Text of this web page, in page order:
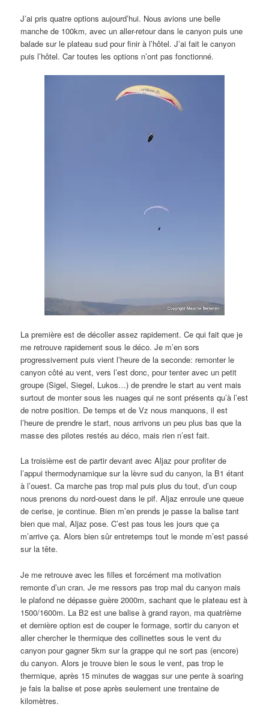
J’ai pris quatre options aujourd’hui. Nous avions une belle
manche de 100km, avec un aller-retour dans le canyon puis une
balade sur le plateau sud pour finir à l’hôtel. J’ai fait le canyon
puis l’hôtel. Car toutes les options n’ont pas fonctionné.
La première est de décoller assez rapidement. Ce qui fait que je
me retrouve rapidement sous le déco. Je m’en sors
progressivement puis vient l’heure de la seconde: remonter le
canyon côté au vent, vers l’est donc, pour tenter avec un petit
groupe (Sigel, Siegel, Lukos…) de prendre le start au vent mais
surtout de monter sous les nuages qui ne sont présents qu’à l’est
de notre position. De temps et de Vz nous manquons, il est
l’heure de prendre le start, nous arrivons un peu plus bas que la
masse des pilotes restés au déco, mais rien n’est fait.
La troisième est de partir devant avec Aljaz pour profiter de
l’appui thermodynamique sur la lèvre sud du canyon, la B1 étant
à l’ouest. Ca marche pas trop mal puis plus du tout, d’un coup
nous prenons du nord-ouest dans le pif. Aljaz enroule une queue
de cerise, je continue. Bien m’en prends je passe la balise tant
bien que mal, Aljaz pose. C’est pas tous les jours que ça
m’arrive ça. Alors bien sûr entretemps tout le monde m’est passé
sur la tête.
Je me retrouve avec les filles et forcément ma motivation
remonte d’un cran. Je me ressors pas trop mal du canyon mais
le plafond ne dépasse guère 2000m, sachant que le plateau est à
1500/1600m. La B2 est une balise à grand rayon, ma quatrième
et dernière option est de couper le formage, sortir du canyon et
aller chercher le thermique des collinettes sous le vent du
canyon pour gagner 5km sur la grappe qui ne sort pas (encore)
du canyon. Alors je trouve bien le sous le vent, pas trop le
thermique, après 15 minutes de waggas sur une pente à soaring
je fais la balise et pose après seulement une trentaine de
kilomètres.